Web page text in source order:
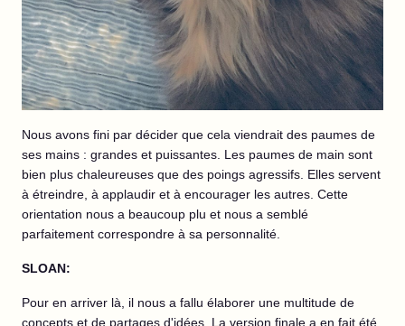
Nous avons fini par décider que cela viendrait des paumes de
ses mains : grandes et puissantes. Les paumes de main sont
bien plus chaleureuses que des poings agressifs. Elles servent
à étreindre, à applaudir et à encourager les autres. Cette
orientation nous a beaucoup plu et nous a semblé
parfaitement correspondre à sa personnalité.
SLOAN:
Pour en arriver là, il nous a fallu élaborer une multitude de
concepts et de partages d'idées. La version finale a en fait été